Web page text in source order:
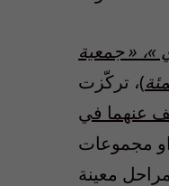
»، « جمعية
)، تركّزت
عنهما في
او مجموعات
معينة